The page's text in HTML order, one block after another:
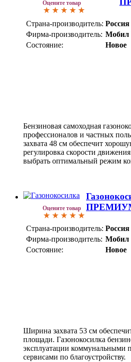
Оцените товар
Страна-производитель: Россия
Фирма-производитель: Мобил
Состояние:
Новое
Бензиновая самоходная
профессионалов и частных
захвата 48 см обеспечит
регулировка скорости
выбрать оптимальный режим
Оцените товар
Страна-производитель: Россия
Фирма-производитель: Мобил
Состояние:
Новое
Ширина захвата 53 см
площади. Газонокосилка
эксплуатации коммунальными
сервисами по благоустройству.